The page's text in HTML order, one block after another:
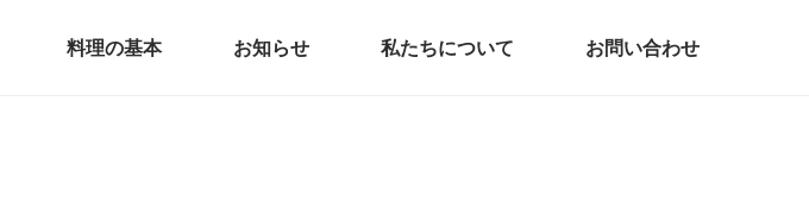
料理の基本 お知らせ 私たちについて お問い合わせ